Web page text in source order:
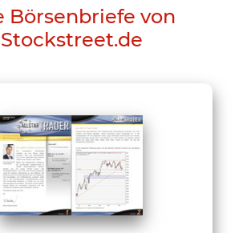
Börsenbriefe von
Stockstreet.de